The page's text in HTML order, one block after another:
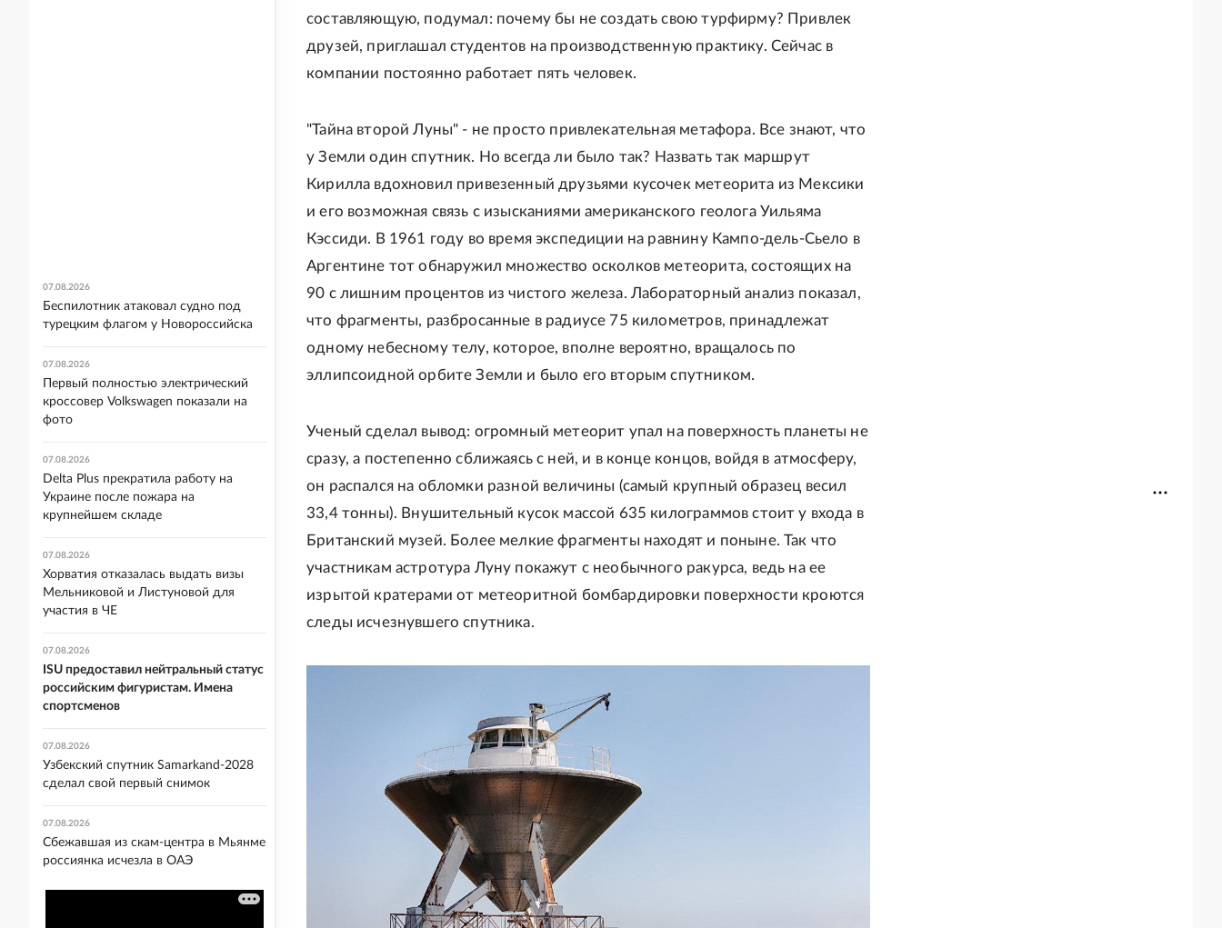
составляющую, подумал: почему бы не создать свою турфирму? Привлек
друзей, приглашал студентов на производственную практику. Сейчас в
компании постоянно работает пять человек.
"Тайна второй Луны" - не просто привлекательная метафора. Все знают, что
у Земли один спутник. Но всегда ли было так? Назвать так маршрут
Кирилла вдохновил привезенный друзьями кусочек метеорита из Мексики
и его возможная связь с изысканиями американского геолога Уильяма
Кэссиди. В 1961 году во время экспедиции на равнину Кампо-дель-Сьело в
Аргентине тот обнаружил множество осколков метеорита, состоящих на
90 с лишним процентов из чистого железа. Лабораторный анализ показал,
что фрагменты, разбросанные в радиусе 75 километров, принадлежат
одному небесному телу, которое, вполне вероятно, вращалось по
эллипсоидной орбите Земли и было его вторым спутником.
Ученый сделал вывод: огромный метеорит упал на поверхность планеты не
сразу, а постепенно сближаясь с ней, и в конце концов, войдя в атмосферу,
он распался на обломки разной величины (самый крупный образец весил
33,4 тонны). Внушительный кусок массой 635 килограммов стоит у входа в
Британский музей. Более мелкие фрагменты находят и поныне. Так что
участникам астротура Луну покажут с необычного ракурса, ведь на ее
изрытой кратерами от метеоритной бомбардировки поверхности кроются
следы исчезнувшего спутника.
07.08.2026
Беспилотник атаковал судно под
турецким флагом у Новороссийска
07.08.2026
Первый полностью электрический
кроссовер Volkswagen показали на
фото
07.08.2026
Delta Plus прекратила работу на
Украине после пожара на
крупнейшем складе
07.08.2026
Хорватия отказалась выдать визы
Мельниковой и Листуновой для
участия в ЧЕ
07.08.2026
ISU предоставил нейтральный статус
российским фигуристам. Имена
спортсменов
07.08.2026
Узбекский спутник Samarkand-2028
сделал свой первый снимок
07.08.2026
Сбежавшая из скам-центра в Мьянме
россиянка исчезла в ОАЭ